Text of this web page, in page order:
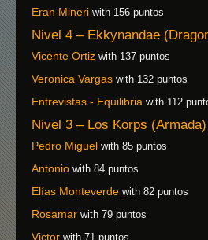
Eran Mineri with 156 puntos
Nivel 4 – Ekkynandae
Vicente Ortiz with 137 puntos
Veronica Vargas with 132 puntos
Entrevistas - Equilibria with 112
Nivel 3 – Los Korps (Armada)
Pedro Miguel with 85 puntos
Antonio with 84 puntos
Elías Monteverde with 82 puntos
Rosamar with 79 puntos
Victor with 71 puntos